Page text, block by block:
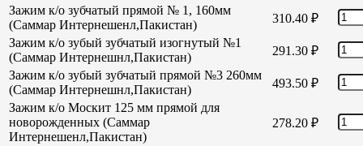
Зажим к/о зубчатый прямой № 1, 160мм
(Саммар Интернешенл,Пакистан)
310.40 ₽
Зажим к/о зубый зубчатый изогнутый №1
(Саммар Интернешнл,Пакистан)
291.30 ₽
Зажим к/о зубый зубчатый прямой №3 260мм
(Саммар Интернешнл,Пакистан)
493.50 ₽
Зажим к/о Москит 125 мм прямой для
новорожденных (Саммар
Интернешенл,Пакистан)
278.20 ₽